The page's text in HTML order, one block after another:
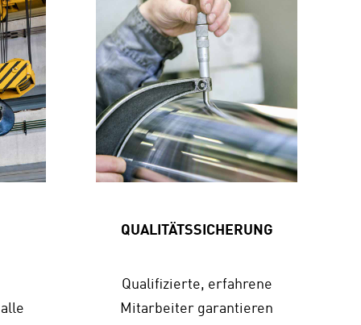
QUALITÄTSSICHERUNG
Qualifizierte, erfahrene
Mitarbeiter garantieren